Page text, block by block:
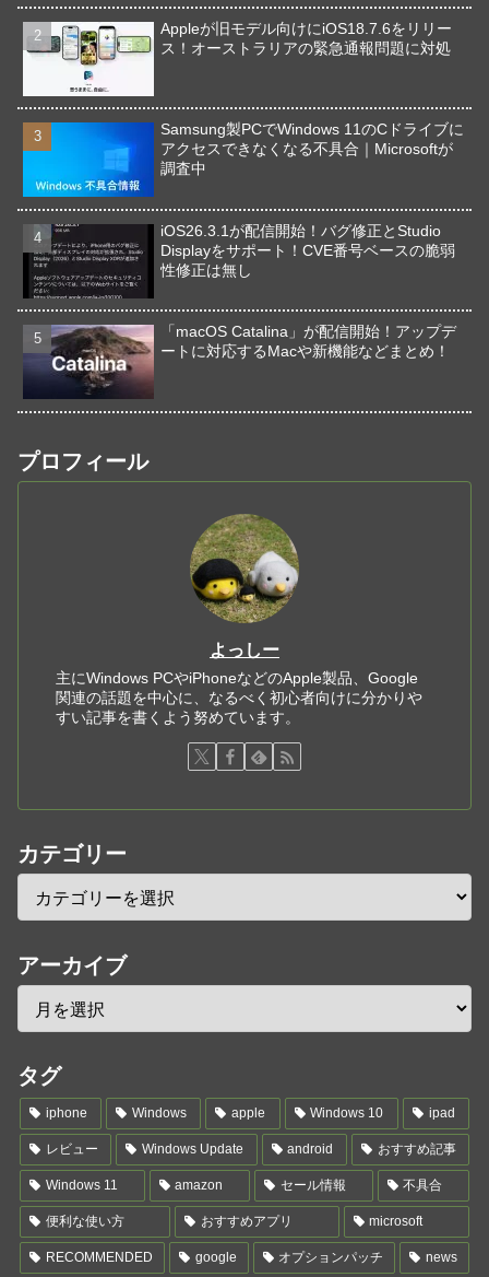
Appleが旧モデル向けにiOS18.7.6をリリー
ス！オーストラリアの緊急通報問題に対処
Samsung製PCでWindows 11のCドライブに
アクセスできなくなる不具合｜Microsoftが
調査中
iOS26.3.1が配信開始！バグ修正とStudio
Displayをサポート！CVE番号ベースの脆弱
性修正は無し
「macOS Catalina」が配信開始！アップデ
ートに対応するMacや新機能などまとめ！
プロフィール
よっしー
主にWindows PCやiPhoneなどのApple製品、Google
関連の話題を中心に、なるべく初心者向けに分かりや
すい記事を書くよう努めています。
カテゴリー
アーカイブ
タグ
iphone Windows apple Windows 10 ipad
レビュー Windows Update android おすすめ記事
Windows 11 amazon セール情報 不具合
便利な使い方 おすすめアプリ microsoft
RECOMMENDED google オプションパッチ news